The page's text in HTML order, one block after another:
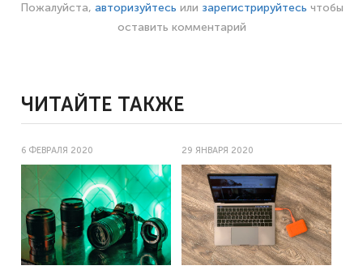
Пожалуйста, авторизуйтесь или зарегистрируйтесь чтобы
оставить комментарий
ЧИТАЙТЕ ТАКЖЕ
6 ФЕВРАЛЯ 2020 29 ЯНВАРЯ 2020